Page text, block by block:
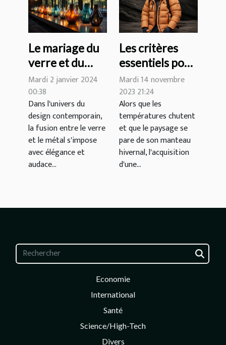
Le mariage du
verre et du
métal dans le
design
contemporain
Mardi 2 janvier 2024
00:38
Dans l'univers du
design contemporain,
la fusion entre le verre
et le métal s'impose
avec élégance et
audace...
Les critères
essentiels pour
choisir une
veste d'hiver
alliant confort
et résistance
au froid
Mardi 14 novembre
2023 21:24
Alors que les
températures chutent
et que le paysage se
pare de son manteau
hivernal, l'acquisition
d'une...
Economie
International
Santé
Science/High-Tech
Divers